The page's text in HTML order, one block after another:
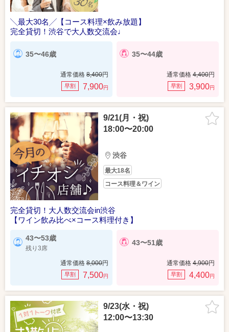
╲最大30名╱【コース料理×飲み放題】
完全貸切！渋谷で大人数交流会♩
35〜46歳
通常価格 8,400円
早割 7,900円
35〜44歳
通常価格 4,400円
早割 3,900円
9/21(月・祝)
18:00〜20:00
渋谷
最大18名
コース料理＆ワイン
完全貸切！大人数交流会in渋谷
【ワイン飲み比べ×コース料理付き】
43〜53歳
残り3席
通常価格 8,000円
早割 7,500円
43〜51歳
通常価格 4,900円
早割 4,400円
9/23(水・祝)
12:00〜13:30